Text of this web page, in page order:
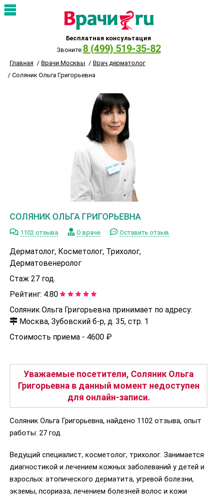
Бесплатная консультация
Звоните 8 (499) 519-35-82
Главная Врачи Москвы
Врач дерматолог
Соляник Ольга Григорьевна
СОЛЯНИК ОЛЬГА ГРИГОРЬЕВНА
1102 отзыва О враче Оставить отзыв
Дерматолог, Косметолог, Трихолог,
Дерматовенеролог
Стаж 27 год.
Рейтинг: 4.80
Соляник Ольга Григорьевна принимает по адресу:
Москва, Зубовский б-р, д. 35, стр. 1
Стоимость приема - 4600 ₽
Уважаемые посетители, Соляник Ольга
Григорьевна в данный момент недоступен
для онлайн-записи.
Соляник Ольга Григорьевна, найдено 1102 отзыва, опыт
работы: 27 год
Ведущий специалист, косметолог, трихолог. Занимается
диагностикой и лечением кожных заболеваний у детей и
взрослых: атопического дерматита, угревой болезни,
экземы, псориаза; лечением болезней волос и кожи